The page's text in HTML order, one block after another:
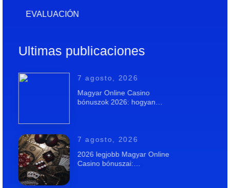
EVALUACIÓN
Ultimas publicaciones
7 agosto, 2026
Magyar Online Casino
bónuszok 2026: hogyan…
7 agosto, 2026
2026 legjobb Magyar Online
Casino bónuszai:…